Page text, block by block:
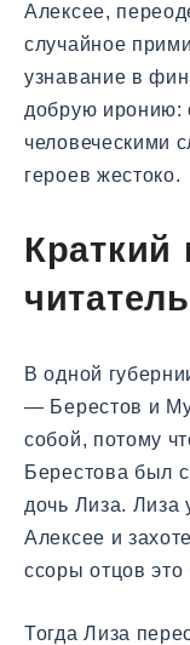
Алексее,
случайное
узнавание в
добрую иронию:
человеческими
героев жестоко.
Краткий
В одной
— Берестов и
собой, потому
Берестова был
дочь Лиза. Лиза
Алексее и
ссоры отцов
Тогда Лиза